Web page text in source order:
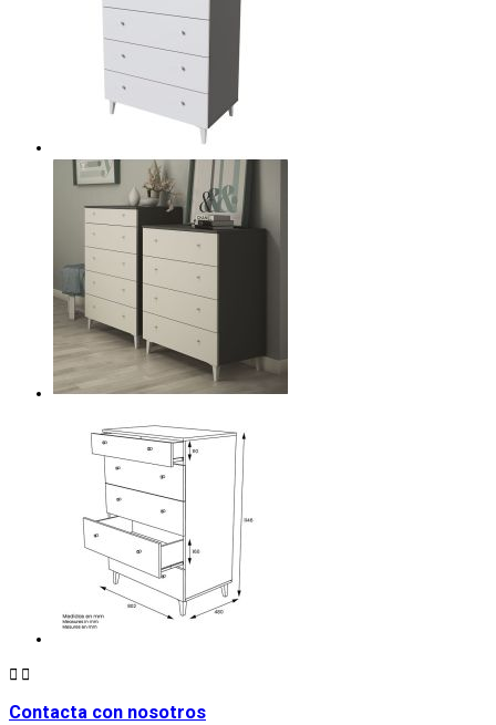
 
Contacta con nosotros